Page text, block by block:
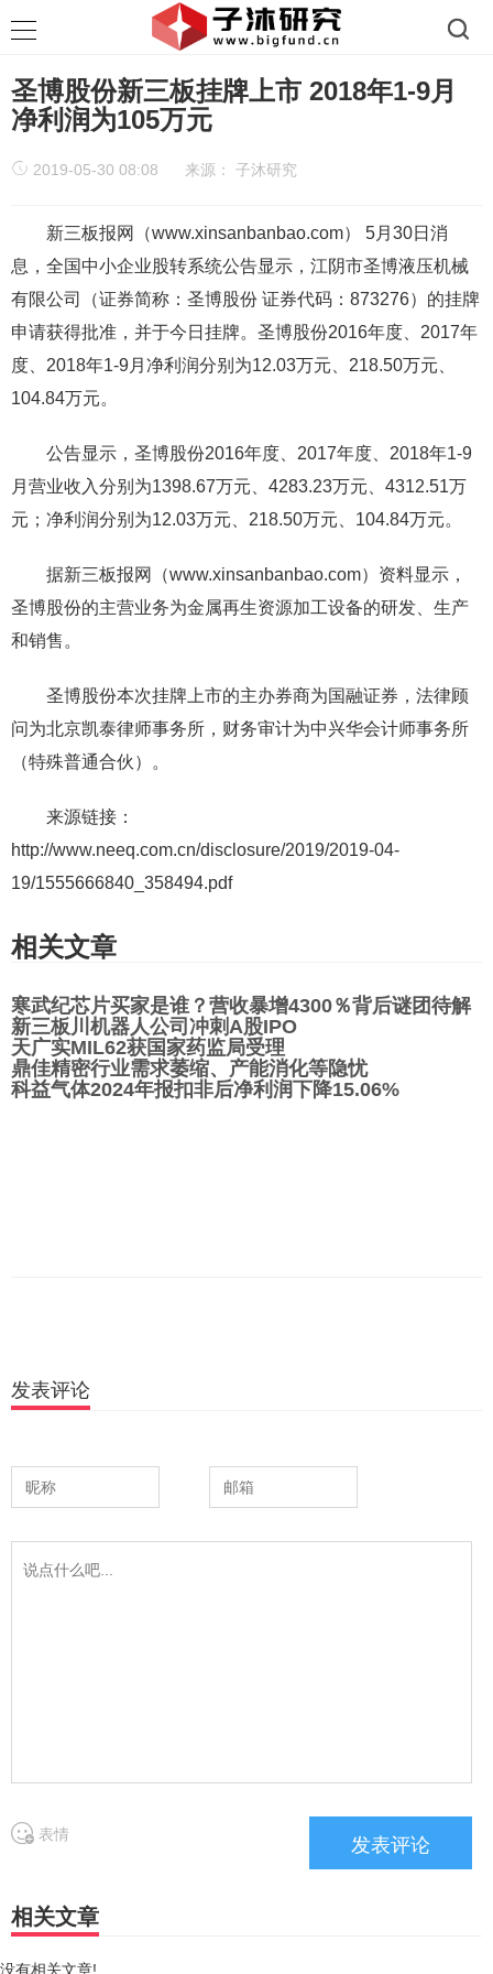
圣博股份新三板挂牌上市 2018年1-9月
净利润为105万元
2019-05-30 08:08 来源： 子沐研究
新三板报网（www.xinsanbanbao.com） 5月30日消
息，全国中小企业股转系统公告显示，江阴市圣博液压机械
有限公司（证券简称：圣博股份 证券代码：873276）的挂牌
申请获得批准，并于今日挂牌。圣博股份2016年度、2017年
度、2018年1-9月净利润分别为12.03万元、218.50万元、
104.84万元。
公告显示，圣博股份2016年度、2017年度、2018年1-9
月营业收入分别为1398.67万元、4283.23万元、4312.51万
元；净利润分别为12.03万元、218.50万元、104.84万元。
据新三板报网（www.xinsanbanbao.com）资料显示，
圣博股份的主营业务为金属再生资源加工设备的研发、生产
和销售。
圣博股份本次挂牌上市的主办券商为国融证券，法律顾
问为北京凯泰律师事务所，财务审计为中兴华会计师事务所
（特殊普通合伙）。
来源链接：
http://www.neeq.com.cn/disclosure/2019/2019-04-
19/1555666840_358494.pdf
相关文章
寒武纪芯片买家是谁？营收暴增4300％背后谜团待解
新三板川机器人公司冲刺A股IPO
天广实MIL62获国家药监局受理
鼎佳精密行业需求萎缩、产能消化等隐忧
科益气体2024年报扣非后净利润下降15.06%
发表评论
表情
相关文章
没有相关文章!